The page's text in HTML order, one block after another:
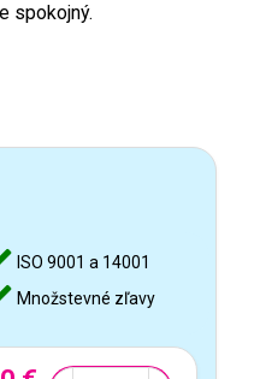
spokojný.
ISO 9001 a 14001
Množstevné zľavy